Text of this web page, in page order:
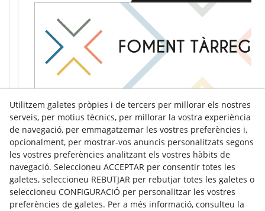
Utilitzem galetes pròpies i de tercers per millorar els nostres
serveis, per motius tècnics, per millorar la vostra experiència
de navegació, per emmagatzemar les vostres preferències i,
opcionalment, per mostrar-vos anuncis personalitzats segons
les vostres preferències analitzant els vostres hàbits de
navegació. Seleccioneu ACCEPTAR per consentir totes les
galetes, seleccioneu REBUTJAR per rebutjar totes les galetes o
seleccioneu CONFIGURACIÓ per personalitzar les vostres
preferències de galetes. Per a més informació, consulteu la